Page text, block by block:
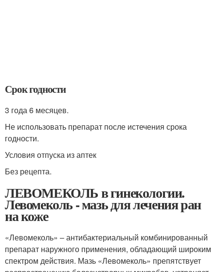
Срок годности
3 года 6 месяцев.
Не использовать препарат после истечения срока
годности.
Условия отпуска из аптек
Без рецепта.
ЛЕВОМЕКОЛЬ в гинекологии.
Левомеколь - мазь для лечения ран
на коже
«Левомеколь» – антибактериальный комбинированный
препарат наружного применения, обладающий широким
спектром действия. Мазь «Левомеколь» препятствует